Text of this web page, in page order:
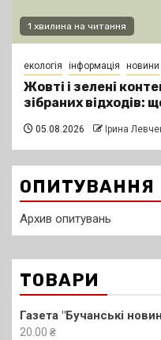
1 хвилина на читання
екологія інформація новини
Жовті і зелені
зібраних відходів:
05.08.2026 Ірина
ОПИТУВАННЯ
Архив опитувань
ТОВАРИ
Газета "Бучанські
20.00 ₴